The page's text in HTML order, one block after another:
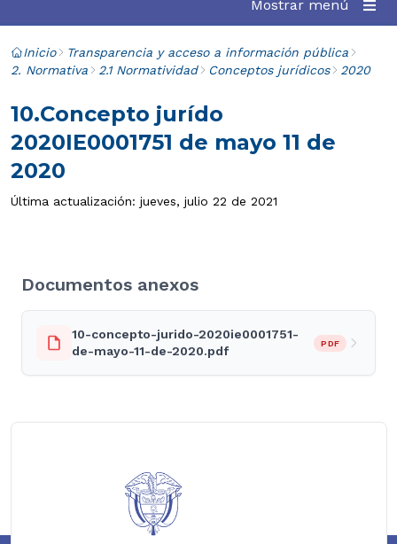
Mostrar menú
Inicio
Transparencia y acceso a información pública
2. Normativa
2.1 Normatividad Conceptos jurídicos 2020
10.Concepto jurído
2020IE0001751 de mayo 11 de
2020
Última actualización: jueves, julio 22 de 2021
Documentos anexos
10-concepto-jurido-2020ie0001751-
de-mayo-11-de-2020.pdf
PDF